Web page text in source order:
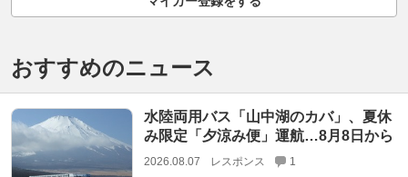
おすすめのニュース
水陸両用バス「山中湖のカバ」、夏休
み限定「夕涼み便」運航…8月8日から
2026.08.07 レスポンス 1